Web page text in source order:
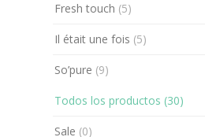
Fresh touch (5)
Il était une fois (5)
So’pure (9)
Todos los productos (30)
Sale (0)